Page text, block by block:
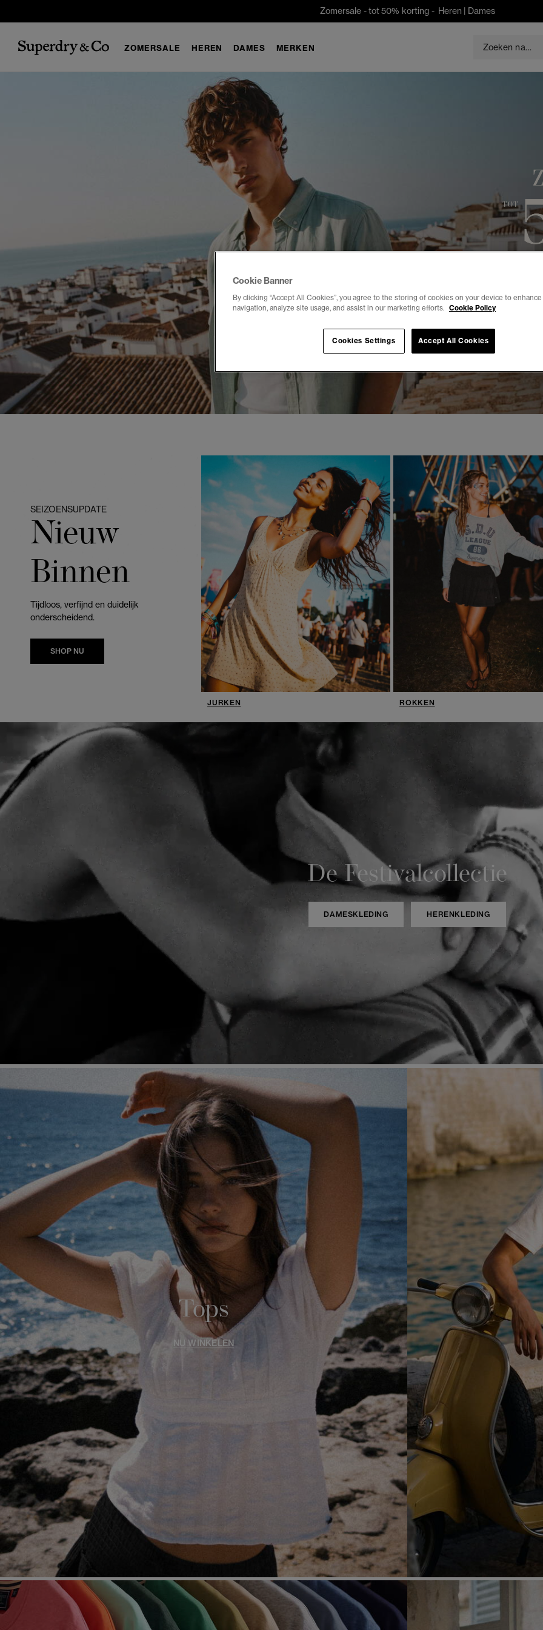
Zomersale - tot 50% korting - Heren | Dames
ZOMERSALE HEREN DAMES MERKEN
SEIZOENSUPDATE
Nieuw
Binnen
Tijdloos, verfijnd en duidelijk
onderscheidend.
SHOP NU
JURKEN ROKKEN
De Festivalcollectie
DAMESKLEDING HERENKLEDING
Tops
NU WINKELEN
Cookie Banner
By clicking “Accept All Cookies”, you agree to the storing of cookies on your device to
navigation, analyze site usage, and assist in our marketing efforts. Cookie Policy
Cookies Settings Accept All Cookies